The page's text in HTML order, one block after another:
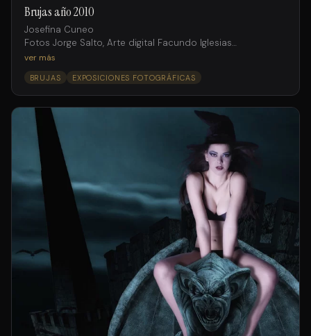
Brujas año 2010
Josefina Cuneo
Fotos Jorge Salto, Arte digital Facundo Iglesias
Agencia Internacional Models
Producción
Mariana Solís
Asistentes de producción
Gustavo D’andraia
Jorge Salto (h)
Make-Up y Pelo
Bea Belaustegui
para Purpura Hair Space
ver más
BRUJAS EXPOSICIONES FOTOGRÁFICAS